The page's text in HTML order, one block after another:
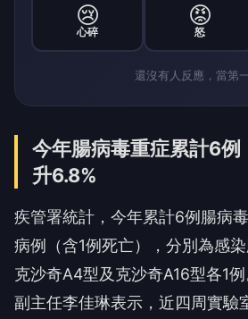
😢
心碎
😡
怒
還沒有人反應，當第
今年腸病毒重症累計6
升6.8%
疾管署統計，今年累計6例腸病
病例（含1例死亡），分別為感
克沙奇A4型及克沙奇A16型各1
副主任李佳琳表示，近四周實驗